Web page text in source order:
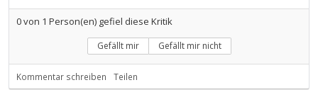
0von 1 Person(en) gefiel diese Kritik
Gefällt mir Gefällt mir nicht
Kommentar schreiben Teilen